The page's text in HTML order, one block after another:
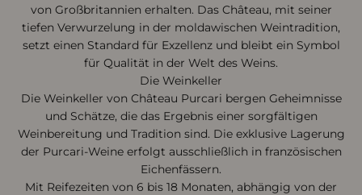
von Großbritannien erhalten. Das Château, mit seiner
tiefen Verwurzelung in der moldawischen Weintradition,
setzt einen Standard für Exzellenz und bleibt ein Symbol
für Qualität in der Welt des Weins.
Die Weinkeller
Die Weinkeller von Château Purcari bergen Geheimnisse
und Schätze, die das Ergebnis einer sorgfältigen
Weinbereitung und Tradition sind. Die exklusive Lagerung
der Purcari-Weine erfolgt ausschließlich in französischen
Eichenfässern.
Mit Reifezeiten von 6 bis 18 Monaten, abhängig von der